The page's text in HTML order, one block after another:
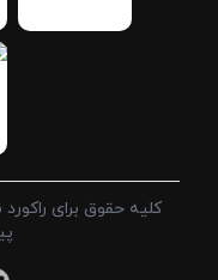
کلیه حقوق برای